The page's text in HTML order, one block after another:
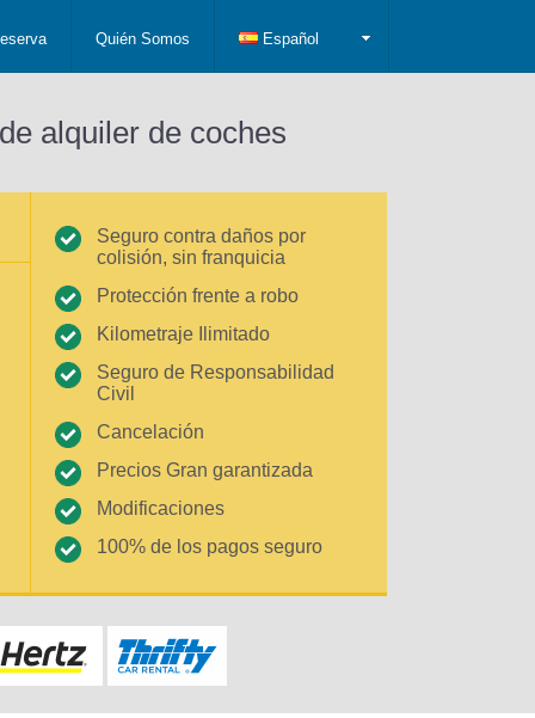
Quién Somos Español
alquiler de coches
Seguro contra daños por
colisión, sin franquicia
Protección frente a robo
Kilometraje Ilimitado
Seguro de Responsabilidad
Civil
Cancelación
Precios Gran garantizada
Modificaciones
100% de los pagos seguro